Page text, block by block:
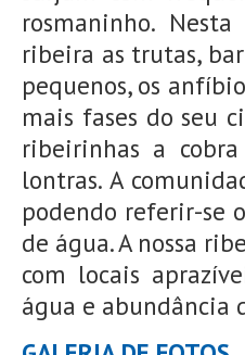
rosmaninho.
ribeira as trutas,
pequenos, os
mais fases do seu
ribeirinhas a
lontras. A
podendo referir-se
de água. A nossa
com locais
água e abundância